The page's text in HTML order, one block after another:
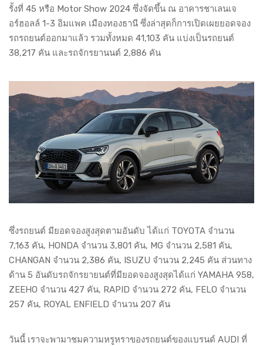
รั้งที่ 45 หรือ Motor Show 2024 ซึ่งจัดขึ้น ณ อาคารชาเลนเจ
อร์ฮอลล์ 1-3 อิมแพค เมืองทองธานี ซึ่งล่าสุดก็การเปิดเผยยอดจอง
รถรถยนต์ออกมาแล้ว รวมทั้งหมด 41,103 คัน แบ่งเป็นรถยนต์
38,217 คัน และรถจักรยานนต์ 2,886 คัน
ซึ่งรถยนต์ มียอดจองสูงสุดตามอันดับ ได้แก่ TOYOTA จำนวน
7,163 คัน, HONDA จำนวน 3,801 คัน, MG จำนวน 2,581 คัน,
CHANGAN จำนวน 2,386 คัน, ISUZU จำนวน 2,245 คัน ส่วนทาง
ด้าน 5 อันดับรถจักรยายนต์ที่มียอดจองสูงสุดได้แก่ YAMAHA 958,
ZEEHO จำนวน 427 คัน, RAPID จำนวน 272 คัน, FELO จำนวน
257 คัน, ROYAL ENFIELD จำนวน 207 คัน
วันนี้ เราจะพามาชมความหรูหราของรถยนต์ของแบรนด์ AUDI ที่